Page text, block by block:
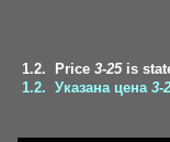
1.2. Price 3-25is
1.2. Указана цена 3-